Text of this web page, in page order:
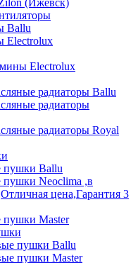
Zilon (Ижевск)
Ballu
Electrolux
Electrolux
радиаторы Ballu
радиаторы
радиаторы Royal
пушки Ballu
пушки Neoclima ,в
цена,Гарантия 3
пушки Master
пушки Ballu
пушки Master